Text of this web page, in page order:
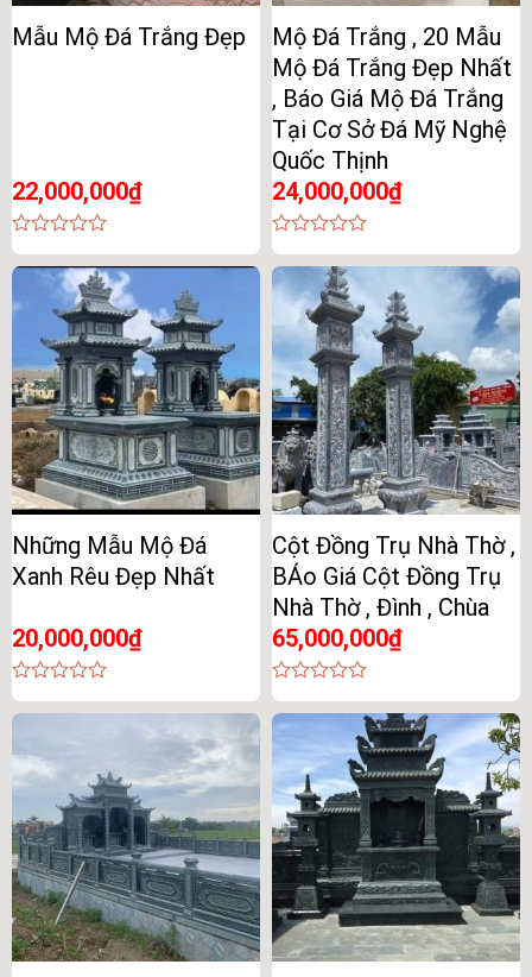
Mẫu Mộ Đá Trắng Đẹp
22,000,000₫
0
out
5
Mộ Đá Trắng , 20 Mẫu
Mộ Đá Trắng Đẹp Nhất
, Báo Giá Mộ Đá Trắng
Tại Cơ Sở Đá Mỹ Nghệ
Quốc Thịnh
24,000,000₫
0
out
of
Những Mẫu Mộ Đá
Xanh Rêu Đẹp Nhất
20,000,000₫
0
out
5
Cột Đồng Trụ Nhà Thờ ,
BÁo Giá Cột Đồng Trụ
Nhà Thờ , Đình , Chùa
65,000,000₫
0
out